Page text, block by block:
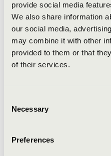
provide social media
We also share information
our social media,
may combine it with other
provided to them or that
of their services.
Selection
Necessary
Preferences
Budapesti Fesztiválzenekar
Debrecen, Református
ELŐADÓK:
Budapesti Fesztiválzenekar
Jörg Widmann - vezényel